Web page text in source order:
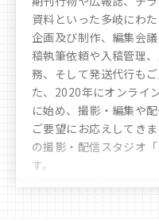
資料といった多岐にわ
企画及び制作、編集会
稿執筆依頼や入稿管理
務、そして発送代行も
た、2020年にオンライ
に始め、撮影・編集や
ご要望にお応えしてきま
の撮影・配信スタジオ
す。
豊富なノウハウや実績
選択肢のご提案をさせ